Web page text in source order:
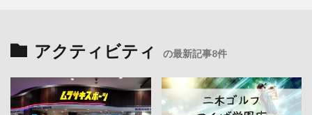
アクティビティ の最新記事8件